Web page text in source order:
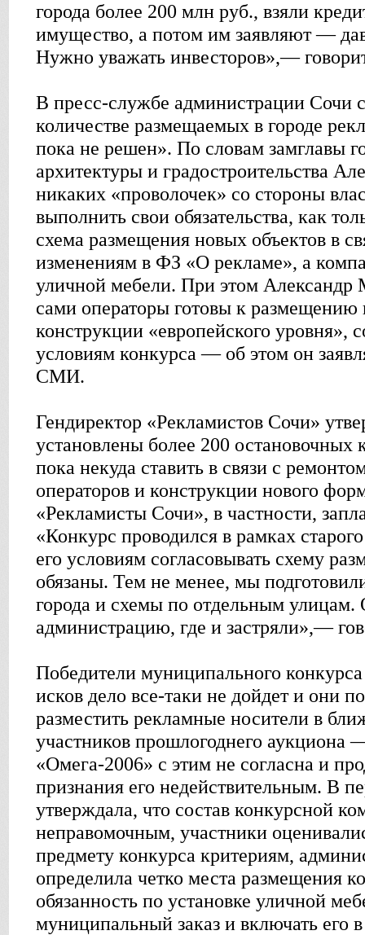
города более 200 млн руб., взяли
имущество, а потом им заявляют —
Нужно уважать инвесторов»,—
В пресс-службе администрации Сочи
количестве размещаемых в городе
пока не решен». По словам замглавы
архитектуры и градостроительства
никаких «проволочек» со стороны
выполнить свои обязательства, как
схема размещения новых объектов в
изменениям в ФЗ «О рекламе», а
уличной мебели. При этом Александр
сами операторы готовы к
конструкции «европейского уровня»,
условиям конкурса — об этом он
СМИ.
Гендиректор «Рекламистов Сочи»
установлены более 200 остановочных
пока некуда ставить в связи с
операторов и конструкции нового
«Рекламисты Сочи», в частности,
«Конкурс проводился в рамках
его условиям согласовывать схему
обязаны. Тем не менее, мы
города и схемы по отдельным
администрацию, где и застряли»,—
Победители муниципального
исков дело все-таки не дойдет и они
разместить рекламные носители в
участников прошлогоднего аукциона
«Омега-2006» с этим не согласна и
признания его недействительным. В
утверждала, что состав конкурсной
неправомочным, участники
предмету конкурса критериям,
определила четко места размещения
обязанность по установке уличной
муниципальный заказ и включать его